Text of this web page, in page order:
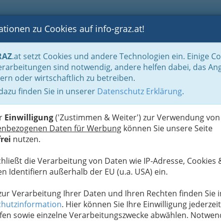
BLOGS FOTOS GASTRONOMIE BRANCHEN
zu Cookies auf info-graz.at!
.at setzt Cookies und andere Technologien ein. Einige
sind notwendig, andere helfen dabei, das
oder wirtschaftlich zu betreiben.
finden Sie in unserer Datenschutz Erklärung.
Einwilligung('Zustimmen & Weiter') zur Verwendung von
Daten für Werbung können Sie unsere Seite
nutzen.
die Verarbeitung von Daten wie IP-Adresse, Cookies
Identifiern außerhalb der EU (u.a. USA) ein.
Verarbeitung Ihrer Daten und Ihren Rechten finden Sie
. Hier können Sie Ihre Einwilligung jederzeit
sowie einzelne Verarbeitungszwecke abwählen.
- Politik und Parteien Tiervereine